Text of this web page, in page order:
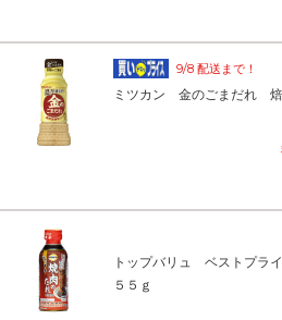
9/8 配送まで！
ミツカン 金のごまだれ
トップバリュ ベストプ
５５ｇ